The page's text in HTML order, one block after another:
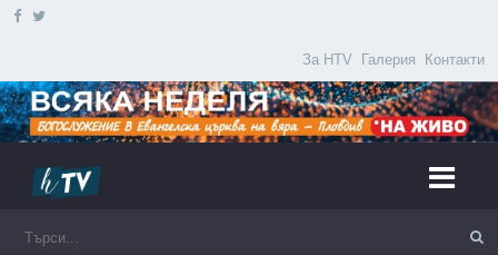
За HTV Галерия Контакти